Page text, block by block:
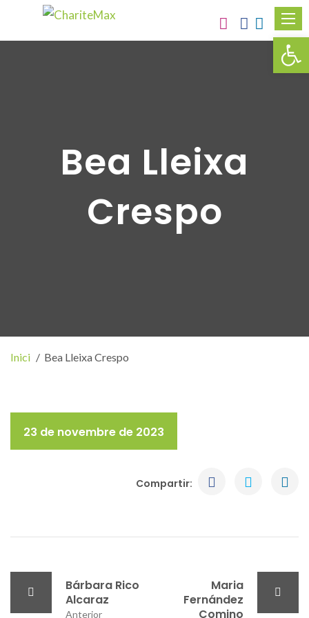
Bea Lleixa
Crespo
Inici Bea Lleixa Crespo
23 de novembre de 2023
Compartir:
Bárbara Rico
Alcaraz
Anterior
Maria
Fernández
Comino